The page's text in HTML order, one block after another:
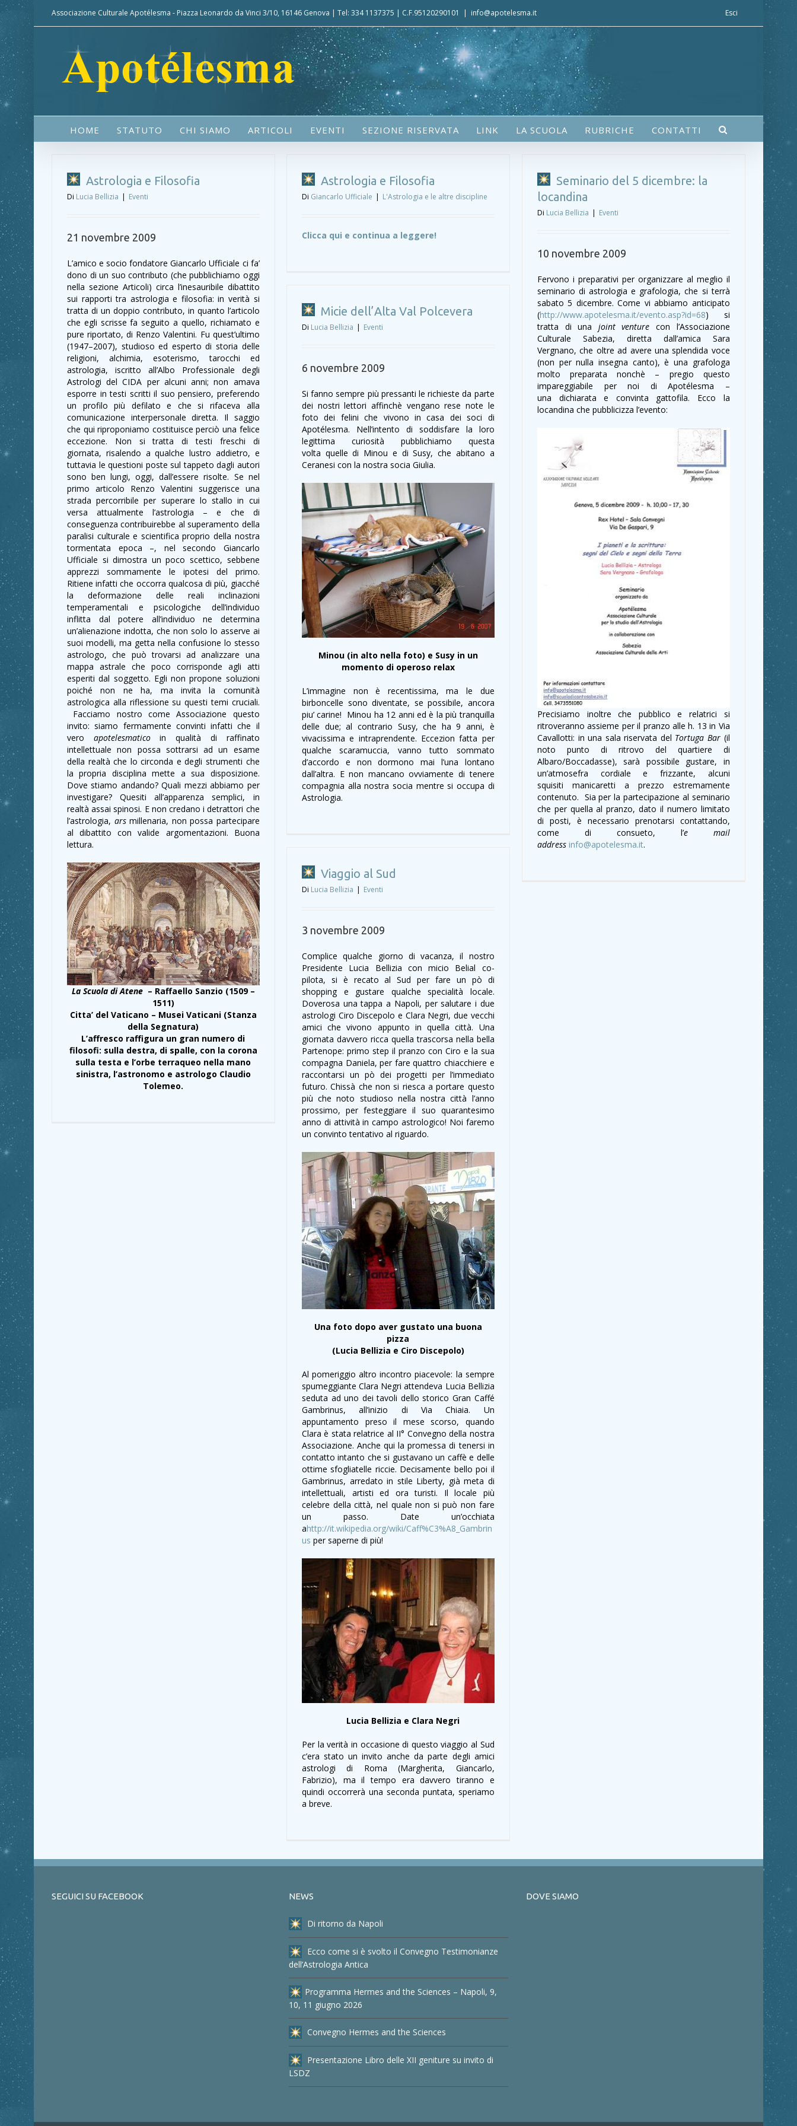
Associazione Culturale Apotélesma - Piazza Leonardo da Vinci 3/10, 16146 Genova | Tel: 334 1137375 | C.F.95120290101 | info@apotelesma.it Esci
HOME STATUTO CHI SIAMO ARTICOLI EVENTI SEZIONE RISERVATA LINK LA SCUOLA RUBRICHE CONTATTI
Astrologia e Filosofia
Di Lucia Bellizia | Eventi
21 novembre 2009
L’amico e socio fondatore Giancarlo Ufficiale ci fa’
dono di un suo contributo (che pubblichiamo oggi
nella sezione Articoli) circa l’inesauribile dibattito
sui rapporti tra astrologia e filosofia: in verità si
tratta di un doppio contributo, in quanto l’articolo
che egli scrisse fa seguito a quello, richiamato e
pure riportato, di Renzo Valentini. Fu quest’ultimo
(1947–2007), studioso ed esperto di storia delle
religioni, alchimia, esoterismo, tarocchi ed
astrologia, iscritto all’Albo Professionale degli
Astrologi del CIDA per alcuni anni; non amava
esporre in testi scritti il suo pensiero, preferendo
un profilo più defilato e che si rifaceva alla
comunicazione interpersonale diretta. Il saggio
che qui riproponiamo costituisce perciò una felice
eccezione. Non si tratta di testi freschi di
giornata, risalendo a qualche lustro addietro, e
tuttavia le questioni poste sul tappeto dagli autori
sono ben lungi, oggi, dall’essere risolte. Se nel
primo articolo Renzo Valentini suggerisce una
strada percorribile per superare lo stallo in cui
versa attualmente l’astrologia – e che di
conseguenza contribuirebbe al superamento della
paralisi culturale e scientifica proprio della nostra
tormentata epoca –, nel secondo Giancarlo
Ufficiale si dimostra un poco scettico, sebbene
apprezzi sommamente le ipotesi del primo.
Ritiene infatti che occorra qualcosa di più, giacché
la deformazione delle reali inclinazioni
temperamentali e psicologiche dell’individuo
inflitta dal potere all’individuo ne determina
un’alienazione indotta, che non solo lo asserve ai
suoi modelli, ma getta nella confusione lo stesso
astrologo, che può trovarsi ad analizzare una
mappa astrale che poco corrisponde agli atti
esperiti dal soggetto. Egli non propone soluzioni
poiché non ne ha, ma invita la comunità
astrologica alla riflessione su questi temi cruciali.
Facciamo nostro come Associazione questo
invito: siamo fermamente convinti infatti che il
vero apotelesmaticoin qualità di raffinato
intellettuale non possa sottrarsi ad un esame
della realtà che lo circonda e degli strumenti che
la propria disciplina mette a sua disposizione.
Dove stiamo andando? Quali mezzi abbiamo per
investigare? Quesiti all’apparenza semplici, in
realtà assai spinosi. E non credano i detrattori che
l’astrologia, arsmillenaria, non possa partecipare
al dibattito con valide argomentazioni. Buona
lettura.
La Scuola di Atene– Raffaello Sanzio (1509 –
1511)
Citta’ del Vaticano – Musei Vaticani (Stanza
della Segnatura)
L’affresco raffigura un gran numero di
filosofi: sulla destra, di spalle, con la corona
sulla testa e l’orbe terraqueo nella mano
sinistra, l’astronomo e astrologo Claudio
Tolemeo.
Astrologia e Filosofia
Di Giancarlo Ufficiale | L'Astrologia e le altre discipline
Clicca qui e continua a leggere!
Seminario del 5 dicembre: la
locandina
Di Lucia Bellizia | Eventi
10 novembre 2009
Fervono i preparativi per organizzare al meglio il
seminario di astrologia e grafologia, che si terrà
sabato 5 dicembre. Come vi abbiamo anticipato
(http://www.apotelesma.it/evento.asp?id=68) si
tratta di una joint venture con l’Associazione
Culturale Sabezia, diretta dall’amica Sara
Vergnano, che oltre ad avere una splendida voce
(non per nulla insegna canto), è una grafologa
molto preparata nonchè – pregio questo
impareggiabile per noi di Apotélesma –
una dichiarata e convinta gattofila. Ecco la
locandina che pubblicizza l’evento:
Precisiamo inoltre che pubblico e relatrici si
ritroveranno assieme per il pranzo alle h. 13 in Via
Cavallotti: in una sala riservata del Tortuga Bar (il
noto punto di ritrovo del quartiere di
Albaro/Boccadasse), sarà possibile gustare, in
un’atmosefra cordiale e frizzante, alcuni
squisiti manicaretti a prezzo estremamente
contenuto. Sia per la partecipazione al seminario
che per quella al pranzo, dato il numero limitato
di posti, è necessario prenotarsi contattando,
come di consueto, l’e mail
address info@apotelesma.it.
Micie dell’Alta Val Polcevera
Di Lucia Bellizia | Eventi
6 novembre 2009
Si fanno sempre più pressanti le richieste da parte
dei nostri lettori affinchè vengano rese note le
foto dei felini che vivono in casa dei soci di
Apotélesma. Nell’intento di soddisfare la loro
legittima curiosità pubblichiamo questa
volta quelle di Minou e di Susy, che abitano a
Ceranesi con la nostra socia Giulia.
Minou (in alto nella foto) e Susy in un
momento di operoso relax
L’immagine non è recentissima, ma le due
birboncelle sono diventate, se possibile, ancora
piu’ carine! Minou ha 12 anni ed è la più tranquilla
delle due; al contrario Susy, che ha 9 anni, è
vivacissima e intraprendente. Eccezion fatta per
qualche scaramuccia, vanno tutto sommato
d’accordo e non dormono mai l’una lontano
dall’altra. E non mancano ovviamente di tenere
compagnia alla nostra socia mentre si occupa di
Astrologia.
Viaggio al Sud
Di Lucia Bellizia | Eventi
3 novembre 2009
Complice qualche giorno di vacanza, il nostro
Presidente Lucia Bellizia con micio Belial co-
pilota, si è recato al Sud per fare un pò di
shopping e gustare qualche specialità locale.
Doverosa una tappa a Napoli, per salutare i due
astrologi Ciro Discepolo e Clara Negri, due vecchi
amici che vivono appunto in quella città. Una
giornata davvero ricca quella trascorsa nella bella
Partenope: primo step il pranzo con Ciro e la sua
compagna Daniela, per fare quattro chiacchiere e
raccontarsi un pò dei progetti per l’immediato
futuro. Chissà che non si riesca a portare questo
più che noto studioso nella nostra città l’anno
prossimo, per festeggiare il suo quarantesimo
anno di attività in campo astrologico! Noi faremo
un convinto tentativo al riguardo.
Una foto dopo aver gustato una buona
pizza
(Lucia Bellizia e Ciro Discepolo)
Al pomeriggio altro incontro piacevole: la sempre
spumeggiante Clara Negri attendeva Lucia Bellizia
seduta ad uno dei tavoli dello storico Gran Caffé
Gambrinus, all’inizio di Via Chiaia. Un
appuntamento preso il mese scorso, quando
Clara è stata relatrice al II° Convegno della nostra
Associazione. Anche qui la promessa di tenersi in
contatto intanto che si gustavano un caffè e delle
ottime sfogliatelle riccie. Decisamente bello poi il
Gambrinus, arredato in stile Liberty, già meta di
intellettuali, artisti ed ora turisti. Il locale più
celebre della città, nel quale non si può non fare
un passo. Date un’occhiata
ahttp://it.wikipedia.org/wiki/Caff%C3%A8_Gambrin
us per saperne di più!
Lucia Bellizia e Clara Negri
Per la verità in occasione di questo viaggio al Sud
c’era stato un invito anche da parte degli amici
astrologi di Roma (Margherita, Giancarlo,
Fabrizio), ma il tempo era davvero tiranno e
quindi occorrerà una seconda puntata, speriamo
a breve.
SEGUICI SU FACEBOOK NEWS
Di ritorno da Napoli
Ecco come si è svolto il Convegno Testimonianze
dell’Astrologia Antica
Programma Hermes and the Sciences – Napoli, 9,
10, 11 giugno 2026
Convegno Hermes and the Sciences
Presentazione Libro delle XII geniture su invito di
LSDZ
DOVE SIAMO